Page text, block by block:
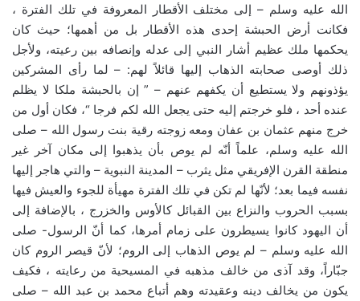
الله عليه وسلم – إلى مختلف الأقطار المعروفة في تلك الفترة ،
فكانت أرض الحبشة إحدى هذه الأقطار بل من أهمها؛ حيث كان
يحكمها ملك عظيم أشار النبي إلى عدله وإنصافه بين رعيته، ولأجل
ذلك أوصى صحابته الذهاب إليها قائلاً لهم: – لما رأى المشركين
يؤذونهم ولا يستطيع أن يكفهم عنهم – ” إن بالحبشة ملكا لا يظلم
عنده أحد ، فلو خرجتم إليه حتى يجعل الله لكم فرجا “، فكان أول من
خرج منهم عثمان بن عفان ومعه زوجته رقية بنت رسول الله – صلى
الله عليه وسلم، علماً أنّه لم يوص بأن يذهبوا إلى مكان آخر غير
منطقة القرن الإفريقي مثل يثرب – المدينة النبوية – والتي هاجر إليها
نفسه فيما بعد؛ لأنّها لم تكن في تلك الفترة مهيأة للجوء والعيش فيها
بسبب الحروب والنزاع بين القبائل كالأوس والخزرج ، بالإضافة إلى
أن اليهود كانوا يسيطرون على زمام أمرها، كما أنّ الرسول- صلى
الله عليه وسلم – لم يوص الذهاب إلى الروم؛ لأنّ قيصر الروم كان
جبّاراً، وقد آذى من خالف مذهبه في المسيحية من رعايته ، فكيف
يكون من يخالف دينه وعقيدته وهم أتباع محمد بن عبد الله – صلى